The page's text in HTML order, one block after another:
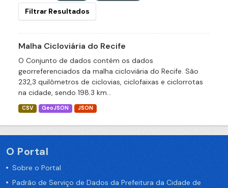
Filtrar Resultados
Malha Cicloviária do Recife
O Conjunto de dados contém os dados
georreferenciados da malha cicloviária do Recife. São
232,3 quilômetros de ciclovias, ciclofaixas e ciclorrotas
na cidade, sendo 198.3 km...
CSV GeoJSON JSON
O Portal
Sobre o Portal
Padrão de Serviço de Dados da Prefeitura da Cidade de